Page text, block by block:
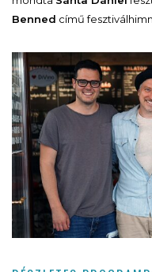
Benned című